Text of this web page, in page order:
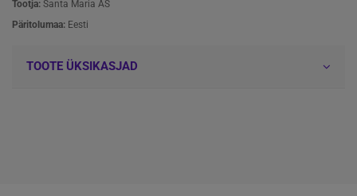
Tootja: Santa Maria AS
Päritolumaa: Eesti
TOOTE ÜKSIKASJAD